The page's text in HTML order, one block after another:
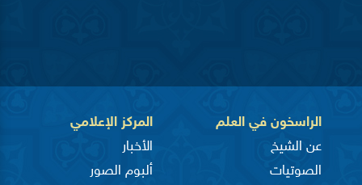
الراسخون في العلم
عن الشيخ
الصوتيات
المركز الإعلامي
الأخبار
ألبوم الصور